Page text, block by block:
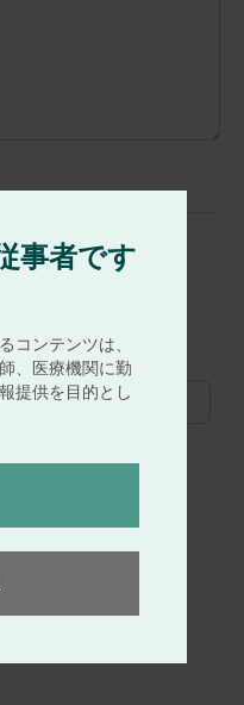
事者です
コンテンツは、
、医療機関に勤
提供を目的とし